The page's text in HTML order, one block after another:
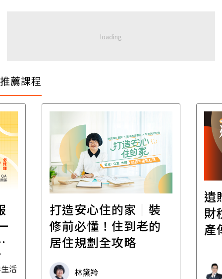
推薦課程
活
打造安心住的家｜裝
修前必懂！住到老的
居住規劃全攻略
林黛羚
遺
財
產